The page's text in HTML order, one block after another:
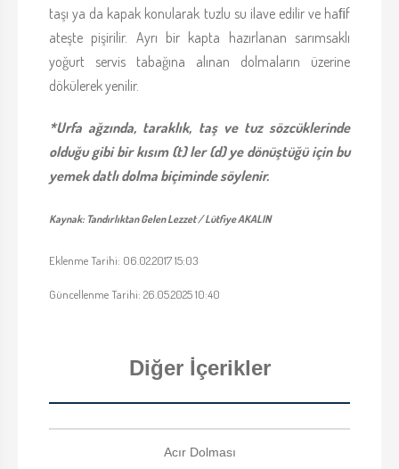
taşı ya da kapak konularak tuzlu su ilave edilir ve haﬁf
ateşte pişirilir. Ayrı bir kapta hazırlanan sarımsaklı
yoğurt servis tabağına alınan dolmaların üzerine
dökülerek yenilir.
*Urfa ağzında, taraklık, taş ve tuz sözcüklerinde
olduğu gibi bir kısım (t) ler (d) ye dönüştüğü için bu
yemek datlı dolma biçiminde söylenir.
Kaynak: Tandırlıktan Gelen Lezzet / Lütfiye AKALIN
Eklenme Tarihi: 06.02.2017 15:03
Güncellenme Tarihi: 26.05.2025 10:40
Diğer İçerikler
Acır Dolması